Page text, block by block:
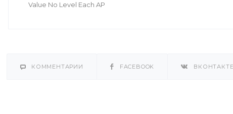
Value No Level Each AP
КОММЕНТАРИИ FACEBOOK ВКОНТАКТЕ